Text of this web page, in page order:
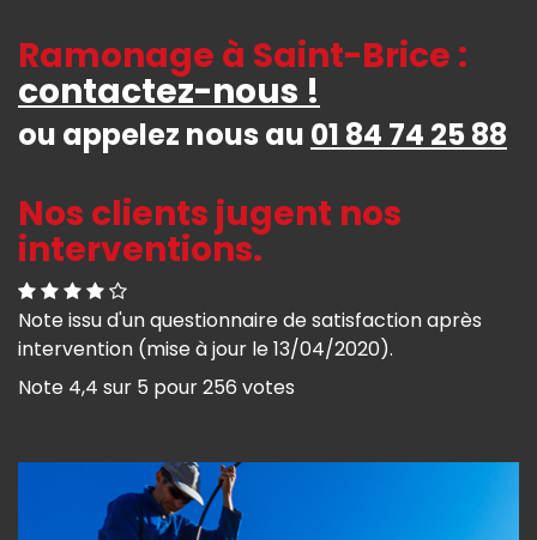
Ramonage à Saint-Brice :
contactez-nous !
ou appelez nous au 01 84 74 25 88
Nos clients jugent nos
interventions.
Note issu d'un questionnaire de satisfaction après
intervention (mise à jour le 13/04/2020).
Note 4,4 sur 5 pour256 votes